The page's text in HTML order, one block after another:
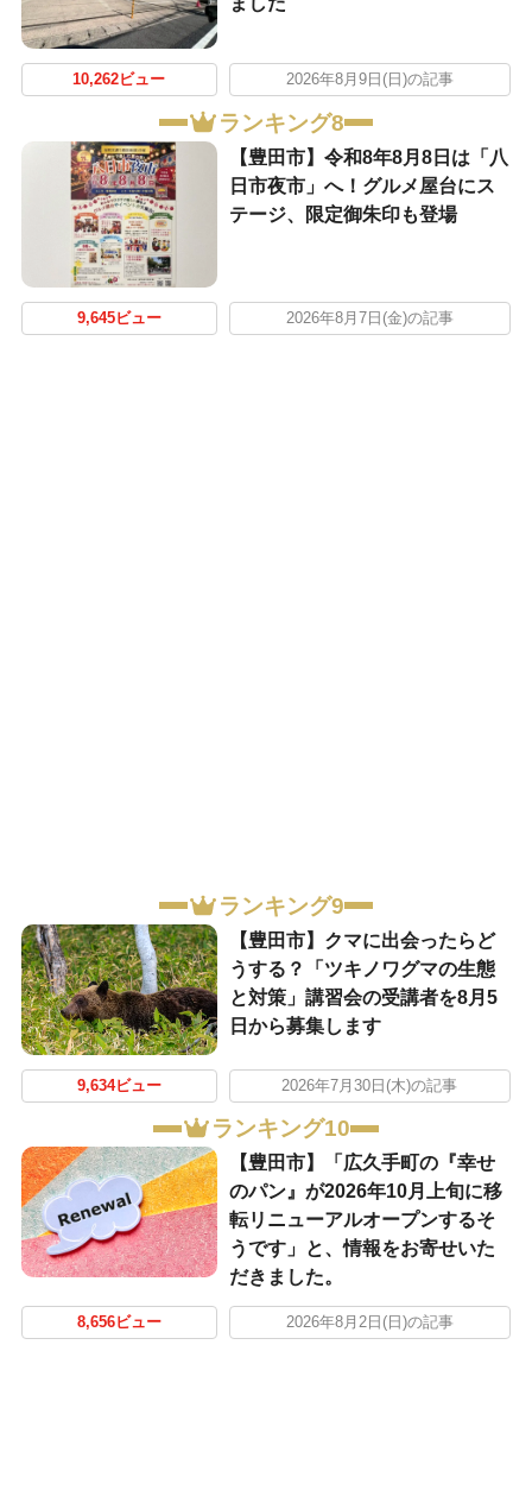
10,262ビュー 2026年8月9日(日)の記事
ランキング8
【豊田市】令和8年8月8日は「八
日市夜市」へ！グルメ屋台にス
テージ、限定御朱印も登場
9,645ビュー 2026年8月7日(金)の記事
ランキング9
【豊田市】クマに出会ったらど
うする？「ツキノワグマの生態
と対策」講習会の受講者を8月5
日から募集します
9,634ビュー 2026年7月30日(木)の記事
ランキング10
【豊田市】「広久手町の『幸せ
のパン』が2026年10月上旬に移
転リニューアルオープンするそ
うです」と、情報をお寄せいた
だきました。
8,656ビュー 2026年8月2日(日)の記事